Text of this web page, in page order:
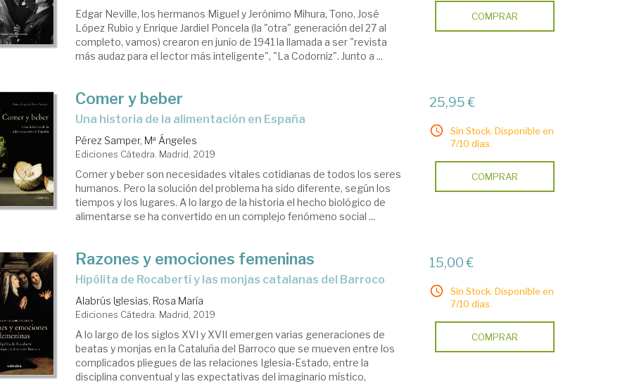
Edgar Neville, los hermanos Miguel y Jerónimo Mihura, Tono, José
López Rubio y Enrique Jardiel Poncela (la "otra" generación del 27 al
completo, vamos) crearon en junio de 1941 la llamada a ser "revista
más audaz para el lector más inteligente", "La Codorniz". Junto a ...
COMPRAR
Comer y beber
una historia de la alimentación en España
Pérez Samper, Mª Ángeles
Ediciones Cátedra. Madrid, 2019
Comer y beber son necesidades vitales cotidianas de todos los seres
humanos. Pero la solución del problema ha sido diferente, según los
tiempos y los lugares. A lo largo de la historia el hecho biológico de
alimentarse se ha convertido en un complejo fenómeno social ...
25,95 €
Sin Stock. Disponible en
7/10 días.
COMPRAR
Razones y emociones femeninas
Hipólita de Rocabertí y las monjas catalanas del Barroco
Alabrús Iglesias, Rosa María
Ediciones Cátedra. Madrid, 2019
A lo largo de los siglos XVI y XVII emergen varias generaciones de
beatas y monjas en la Cataluña del Barroco que se mueven entre los
complicados pliegues de las relaciones Iglesia-Estado, entre la
disciplina conventual y las expectativas del imaginario místico,
15,00 €
Sin Stock. Disponible en
7/10 días.
COMPRAR